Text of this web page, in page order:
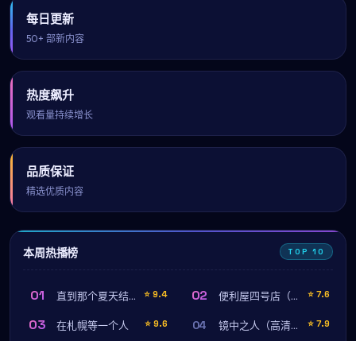
每日更新
50+ 部新内容
热度飙升
观看量持续增长
品质保证
精选优质内容
本周热播榜 TOP 10
01 直到那个夏天结束时 ⭐ 9.4 02 便利屋四号店（未删减完整版） ⭐ 7.6
03 在札幌等一个人 ⭐ 9.6 04 镜中之人（高清完整版） ⭐ 7.9